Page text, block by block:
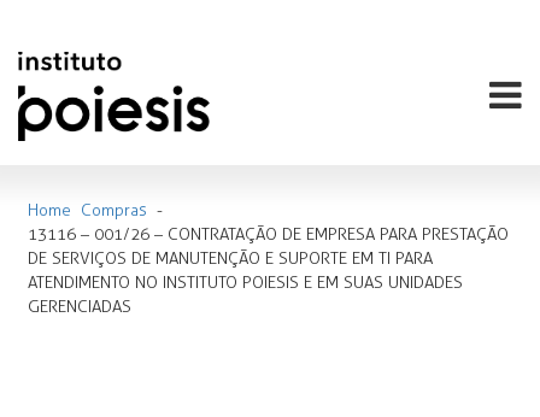
Home Compras -
13116 – 001/26 – CONTRATAÇÃO DE EMPRESA PARA PRESTAÇÃO
DE SERVIÇOS DE MANUTENÇÃO E SUPORTE EM TI PARA
ATENDIMENTO NO INSTITUTO POIESIS E EM SUAS UNIDADES
GERENCIADAS